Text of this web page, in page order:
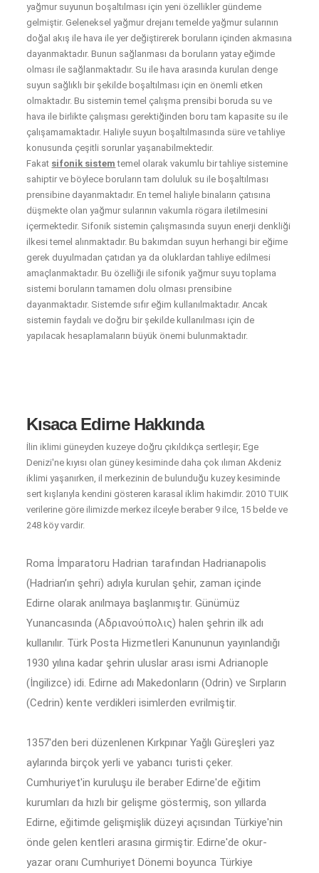
yağmur suyunun boşaltılması için yeni özellikler gündeme
gelmiştir. Geleneksel yağmur drejanı temelde yağmur sularının
doğal akış ile hava ile yer değiştirerek boruların içinden akmasına
dayanmaktadır. Bunun sağlanması da boruların yatay eğimde
olması ile sağlanmaktadır. Su ile hava arasında kurulan denge
suyun sağlıklı bir şekilde boşaltılması için en önemli etken
olmaktadır. Bu sistemin temel çalışma prensibi boruda su ve
hava ile birlikte çalışması gerektiğinden boru tam kapasite su ile
çalışamamaktadır. Haliyle suyun boşaltılmasında süre ve tahliye
konusunda çeşitli sorunlar yaşanabilmektedir.
Fakat sifonik sistem temel olarak vakumlu bir tahliye sistemine
sahiptir ve böylece boruların tam doluluk su ile boşaltılması
prensibine dayanmaktadır. En temel haliyle binaların çatısına
düşmekte olan yağmur sularının vakumla rögara iletilmesini
içermektedir. Sifonik sistemin çalışmasında suyun enerji denkliği
ilkesi temel alınmaktadır. Bu bakımdan suyun herhangi bir eğime
gerek duyulmadan çatıdan ya da oluklardan tahliye edilmesi
amaçlanmaktadır. Bu özelliği ile sifonik yağmur suyu toplama
sistemi boruların tamamen dolu olması prensibine
dayanmaktadır. Sistemde sıfır eğim kullanılmaktadır. Ancak
sistemin faydalı ve doğru bir şekilde kullanılması için de
yapılacak hesaplamaların büyük önemi bulunmaktadır.
Kısaca Edirne Hakkında
İlin iklimi güneyden kuzeye doğru çıkıldıkça sertleşir; Ege
Denizi'ne kıyısı olan güney kesiminde daha çok ılıman Akdeniz
iklimi yaşanırken, il merkezinin de bulunduğu kuzey kesiminde
sert kışlarıyla kendini gösteren karasal iklim hakimdir. 2010 TUIK
verilerine göre ilimizde merkez ilceyle beraber 9 ilce, 15 belde ve
248 köy vardir.
Roma İmparatoru Hadrian tarafından Hadrianapolis
(Hadrian’ın şehri) adıyla kurulan şehir, zaman içinde
Edirne olarak anılmaya başlanmıştır. Günümüz
Yunancasında (Aδριανούπολις) halen şehrin ilk adı
kullanılır. Türk Posta Hizmetleri Kanununun yayınlandığı
1930 yılına kadar şehrin uluslar arası ismi Adrianople
(İngilizce) idi. Edirne adı Makedonların (Odrin) ve Sırpların
(Cedrin) kente verdikleri isimlerden evrilmiştir.
1357'den beri düzenlenen Kırkpınar Yağlı Güreşleri yaz
aylarında birçok yerli ve yabancı turisti çeker.
Cumhuriyet'in kuruluşu ile beraber Edirne'de eğitim
kurumları da hızlı bir gelişme göstermiş, son yıllarda
Edirne, eğitimde gelişmişlik düzeyi açısından Türkiye'nin
önde gelen kentleri arasına girmiştir. Edirne'de okur-
yazar oranı Cumhuriyet Dönemi boyunca Türkiye